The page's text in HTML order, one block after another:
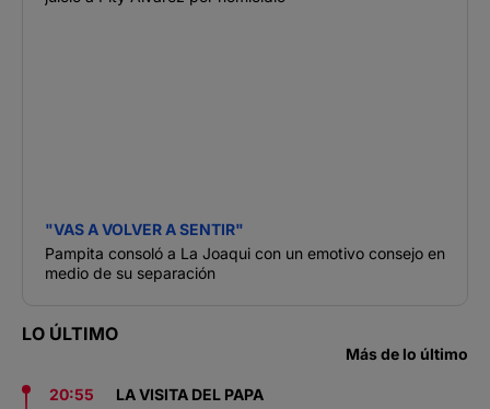
"VAS A VOLVER A SENTIR"
Pampita consoló a La Joaqui con un emotivo consejo en
medio de su separación
LO ÚLTIMO
Más de lo último
20:55
LA VISITA DEL PAPA